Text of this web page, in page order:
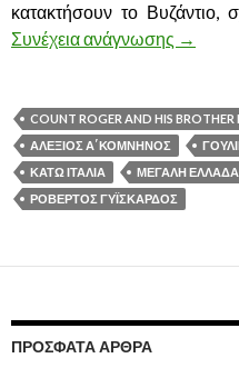
κατακτήσουν το Βυζάντιο,
Συνέχεια ανάγνωσης →
COUNT ROGER AND HIS
ΑΛΕΞΙΟΣ Α΄ΚΟΜΝΗΝΟΣ
ΚΑΤΩ ΙΤΑΛΙΑ
ΜΕΓΑΛΗ ΕΛΛΑΔΑ
ΡΟΒΈΡΤΟΣ ΓΥΪΣΚΆΡΔΟΣ
ΠΡΌΣΦΑΤΑ ΆΡΘΡΑ